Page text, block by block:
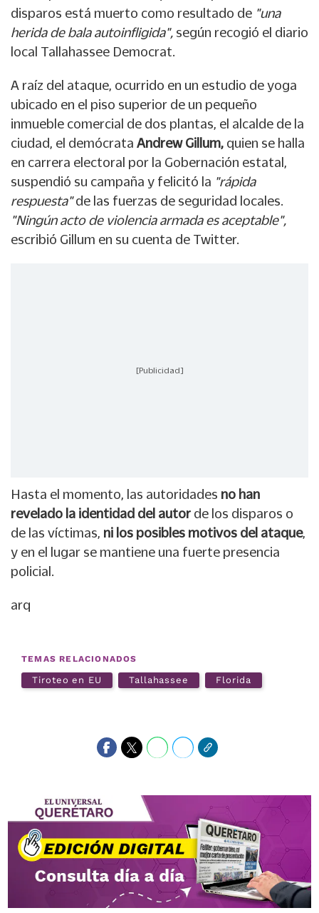
disparos está muerto como resultado de "una
herida de bala autoinfligida", según recogió el diario
local Tallahassee Democrat.
A raíz del ataque, ocurrido en un estudio de yoga
ubicado en el piso superior de un pequeño
inmueble comercial de dos plantas, el alcalde de la
ciudad, el demócrata Andrew Gillum, quien se halla
en carrera electoral por la Gobernación estatal,
suspendió su campaña y felicitó la "rápida
respuesta"de las fuerzas de seguridad locales.
"Ningún acto de violencia armada es aceptable",
escribió Gillum en su cuenta de Twitter.
[Publicidad]
Hasta el momento, las autoridades no han
revelado la identidad del autor de los disparos o
de las víctimas, ni los posibles motivos del ataque,
y en el lugar se mantiene una fuerte presencia
policial.
arq
TEMAS RELACIONADOS
Tiroteo en EU Tallahassee Florida